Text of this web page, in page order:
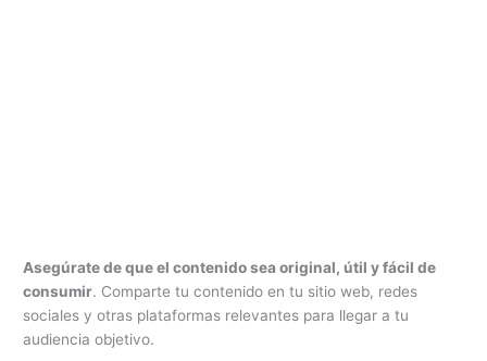
Asegúrate de que el contenido sea original, útil y fácil de
consumir. Comparte tu contenido en tu sitio web, redes
sociales y otras plataformas relevantes para llegar a tu
audiencia objetivo.